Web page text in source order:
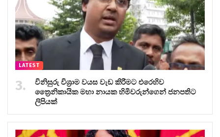
LATEST
විනිසුරු විශ්‍රාම වයස වැඩ කිරීමට එරෙහිව
ත්‍රෛනිකායික මහා නායක හිමිවරුන්ගෙන් ජනපතිට
ලිපියක්